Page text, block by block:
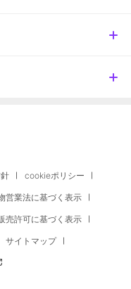
cookieポリシー
営業法に基づく表示
売許可に基づく表示
サイトマップ